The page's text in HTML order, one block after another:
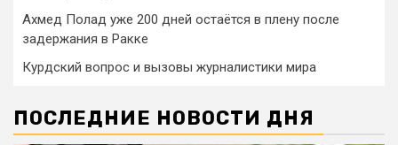
Ахмед Полад уже 200 дней остаётся в плену после
задержания в Ракке
Курдский вопрос и вызовы журналистики мира
ПОСЛЕДНИЕ НОВОСТИ ДНЯ